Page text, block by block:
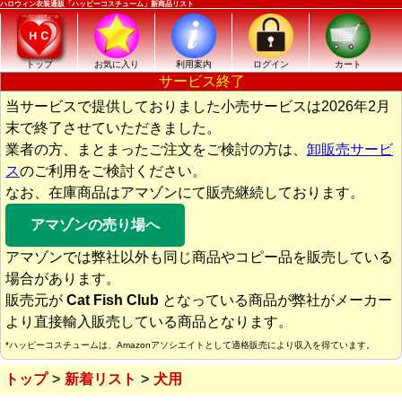
ハロウィン衣装通販「ハッピーコスチューム」新商品リスト
トップ お気に入り 利用案内 ログイン カート
サービス終了
当サービスで提供しておりました小売サービスは2026年2月
末で終了させていただきました。
業者の方、まとまったご注文をご検討の方は、 卸販売サービ
スのご利用をご検討ください。
なお、在庫商品はアマゾンにて販売継続しております。
アマゾンの売り場へ
アマゾンでは弊社以外も同じ商品やコピー品を販売している
場合があります。
販売元が Cat Fish Club となっている商品が弊社がメーカー
より直接輸入販売している商品となります。
*ハッピーコスチュームは、Amazonアソシエイトとして適格販売により収入を得ています。
トップ 新着リスト
犬用